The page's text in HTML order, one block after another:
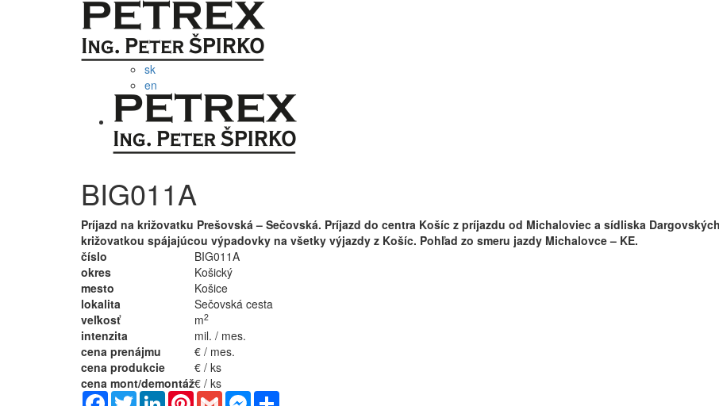
sk
en
BIG011A
Príjazd na križovatku Prešovská – Sečovská. Príjazd do centra Košíc z príjazdu od Michaloviec a sídliska
križovatkou spájajúcou výpadovky na všetky výjazdy z Košíc. Pohľad zo smeru jazdy Michalovce – KE.
číslo
BIG011A
okres
Košický
mesto
Košice
lokalita
Sečovská cesta
veľkosť
m2
intenzita
mil. / mes.
cena prenájmu
€ / mes.
cena produkcie
€ / ks
cena mont/demontáž€ / ks
Facebook
TwitterLinkedInPinterestGmail Messenger